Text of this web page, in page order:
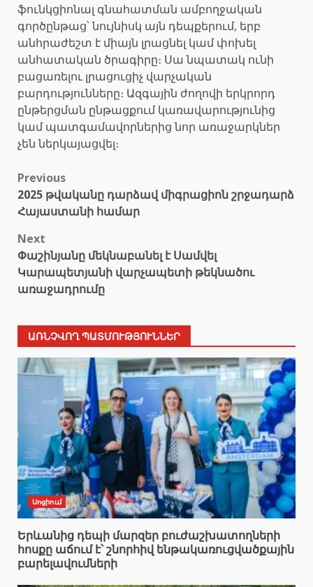
ֆունկցիոնալ գնահատման ամբողջական
գործընթաց՝ նույնիսկ այն դեպքերում, երբ
անհրաժեշտ է միայն լրացնել կամ փոխել
անհատական ծրագիրը։ Սա նպատակ ունի
բացառելու լրացուցիչ վարչական
բարդությունները։ Ազգային ժողովի երկրորդ
ընթերցման ընթացքում կառավարությունից
կամ պատգամավորներից նոր առաջարկներ
չեն ներկայացվել։
Post
navigation
Previous
2025 թվականը դարձավ միգրացիոն շրջադարձ
Հայաստանի համար
Next
Փաշինյանը մեկնաբանել է Սամվել
Կարապետյանի վարչապետի թեկնածու
առաջադրումը
ԱՌՆՉՎՈՂ ՊԱՏՄՈՒԹՅՈՒՆՆԵՐ
Սոցիում
Երևանից դեպի մարզեր բուժաշխատողների
հոսքը աճում է՝ շնորհիվ ենթակառուցվածքային
բարելավումների